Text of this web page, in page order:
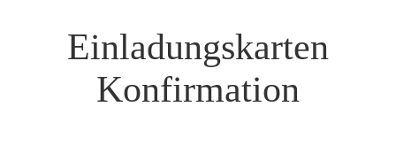
Einladungskarten
Konfirmation